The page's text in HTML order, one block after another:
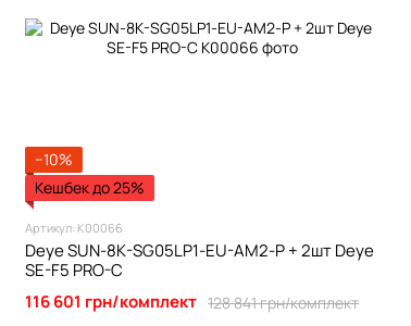
−10%
Кешбек до 25%
Артикул: К00066
Deye SUN-8K-SG05LP1-EU-AM2-P + 2шт Deye
SE-F5 PRO-C
128 841 грн/комплект
116 601 грн/комплект